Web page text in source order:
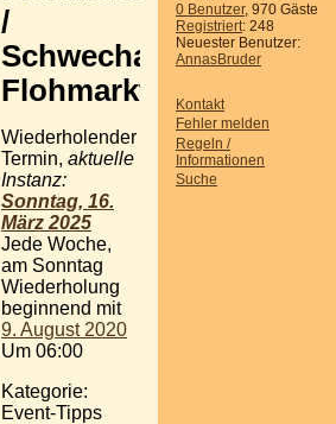
0 Benutzer, 970 Gäste
Registriert: 248
Neuester Benutzer:
AnnasBruder
Kontakt
Fehler melden
Regeln /
Informationen
Suche
/
Schwecharter
Flohmarkt
Wiederholender
Termin, aktuelle
Instanz:
Sonntag, 16.
März 2025
Jede Woche,
am Sonntag
Wiederholung
beginnend mit
9. August 2020
Um 06:00
Kategorie:
Event-Tipps